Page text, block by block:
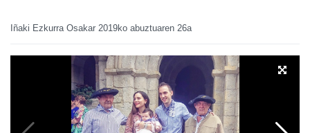
Iñaki Ezkurra Osakar 2019ko abuztuaren 26a